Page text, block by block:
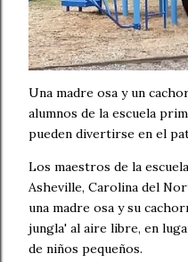
Una madre osa y un
alumnos de la escuela
pueden divertirse en el
Los maestros de la
Asheville, Carolina del
una madre osa y su
jungla' al aire libre, en
de niños pequeños.